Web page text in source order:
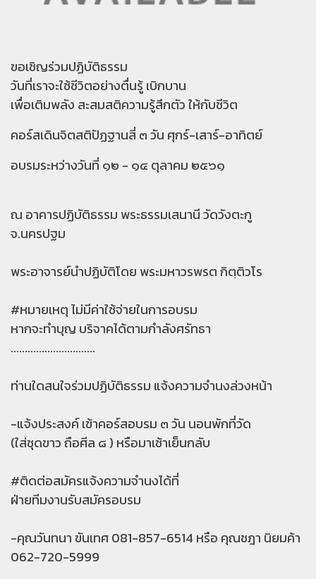
ขอเชิญร่วมปฏิบัติธรรม
วันที่เราจะใช้ชีวิตอย่างตื่นรู้ เบิกบาน
เพื่อเติมพลัง สะสมสติความรู้สึกตัว ให้กับชีวิต
คอร์สเดินจิตสติปัฏฐานสี่ ๓ วัน ศุกร์-เสาร์-อาทิตย์
อบรมระหว่างวันที่ ๑๒ - ๑๔ ตุลาคม ๒๕๖๑
ณ อาคารปฏิบัติธรรม พระธรรมเสนานี วัดวังตะกู
จ.นครปฐม
พระอาจารย์นำปฏิบัติโดย พระมหาวรพรต กิตฺติวโร
#หมายเหตุ ไม่มีค่าใช้จ่ายในการอบรม
หากจะทำบุญ บริจาคได้ตามกำลังศรัทธา
..............................
ท่านใดสนใจร่วมปฏิบัติธรรม แจ้งความจำนงล่วงหน้า
-แจ้งประสงค์ เข้าคอร์สอบรม ๓ วัน นอนพักที่วัด
(ใส่ชุดขาว ถือศีล ๘ ) หรือมาเช้าเย็นกลับ
#ติดต่อสมัครแจ้งความจำนงได้ที่
ฝ่ายทีมงานรับสมัครอบรม
-คุณวันทนา ขันเทศ 081-857-6514 หรือ คุณชฎา นิยมค้า
062-720-5999